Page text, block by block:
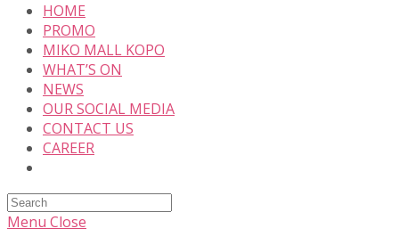
contentHOME
PROMO
MIKO MALL KOPO
WHAT’S ON
NEWS
OUR SOCIAL MEDIA
CONTACT US
CAREER
Search
this
Menu Close